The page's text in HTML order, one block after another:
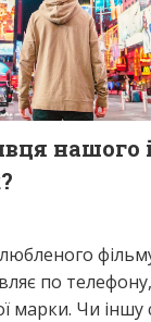
нашого
по
марки. Чи іншу